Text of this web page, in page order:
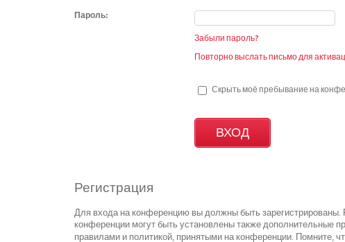
Пароль:
Забыли пароль?
Повторно выслать письмо для
Скрыть моё пребывание на
Регистрация
Для входа на конференцию вы должны быть зарегистрированы.
конференции могут быть установлены также дополнительные
правилами и политикой, принятыми на конференции. Помните,